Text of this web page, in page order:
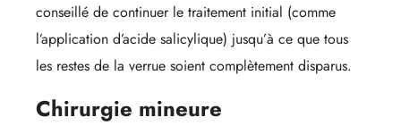
conseillé de continuer le traitement initial (comme
l’application d’acide salicylique) jusqu’à ce que tous
les restes de la verrue soient complètement disparus.
Chirurgie mineure